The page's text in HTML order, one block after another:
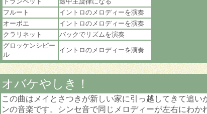
フルート
イントロのメロディーを演奏
オーボエ
イントロのメロディーを演奏
クラリネット
バックでリズムを演奏
グロッケンシピー
ル
イントロのメロディーを演奏
オバケやしき！
この曲はメイとさつきが新しい家に引っ越してきて追い
ンの音楽です。シンセ音で同じメロディーが左右にわか